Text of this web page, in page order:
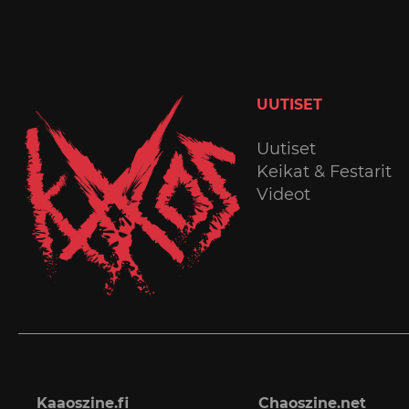
UUTISET
Uutiset
Keikat & Festarit
Videot
Kaaoszine.fi Chaoszine.net